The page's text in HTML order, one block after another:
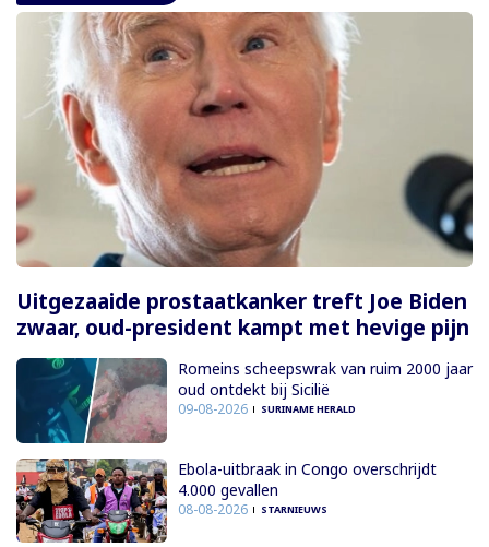
Uitgezaaide prostaatkanker treft Joe Biden
zwaar, oud-president kampt met hevige pijn
Romeins scheepswrak van ruim 2000 jaar
oud ontdekt bij Sicilië
09-08-2026 SURINAME HERALD
Ebola-uitbraak in Congo overschrijdt
4.000 gevallen
08-08-2026 STARNIEUWS